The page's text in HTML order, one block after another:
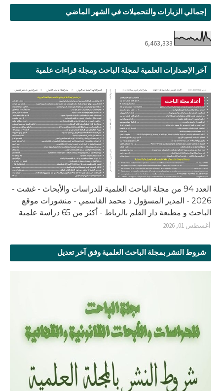
إجمالي الزيارات والتحميلات في الشهر الماضي
6,463,333
آخر الإصدارات العلمية لمجلة الباحث ومجلة قراءات علمية
أعداد مجلة الباحث
العدد 94 من مجلة الباحث العلمية للدراسات والأبحاث - غشت -
2026 - المدير المسؤول ذ محمد القاسمي - منشورات موقع
الباحث و مطبعة دار القلم بالرباط - أكثر من 65 دراسة علمية
أغسطس 01, 2026
شروط النشر بمجلة الباحث العلمية وفق آخر تعديل